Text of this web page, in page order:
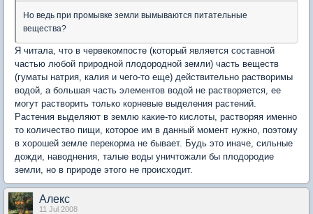
Но ведь при промывке земли вымываются питательные
вещества?
Я читала, что в червекомпосте (который является составной
частью любой природной плодородной земли) часть веществ
(гуматы натрия, калия и чего-то еще) действительно растворимы
водой, а большая часть элементов водой не растворяется, ее
могут растворить только корневые выделения растений.
Растения выделяют в землю какие-то кислоты, растворяя именно
то количество пищи, которое им в данный момент нужно, поэтому
в хорошей земле перекорма не бывает. Будь это иначе, сильные
дожди, наводнения, талые воды уничтожали бы плодородие
земли, но в природе этого не происходит.
Aлекc
11 Jul 2008